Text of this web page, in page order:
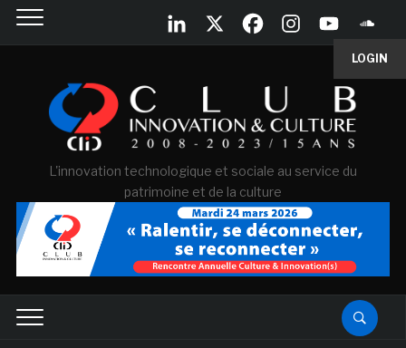
LOGIN
L'innovation technologique et sociale au service du
patrimoine et de la culture